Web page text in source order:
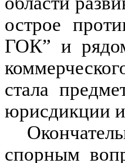
острое
ГОК” и
стала
юрисдикции
спорным